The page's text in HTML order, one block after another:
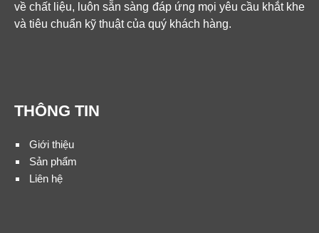
về chất liệu, luôn sẵn sàng đáp ứng mọi yêu cầu khắt khe
và tiêu chuẩn kỹ thuật của quý khách hàng.
THÔNG TIN
Giới thiệu
Sản phẩm
Liên hệ